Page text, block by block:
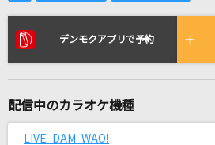
リアルタイムで歌われて
Again
妄想疾患■ガール
大柴広己(もじゃ) feat.GUMI
デンモクアプリで予約
配信中のカラオケ機種
LIVE DAM WAO!